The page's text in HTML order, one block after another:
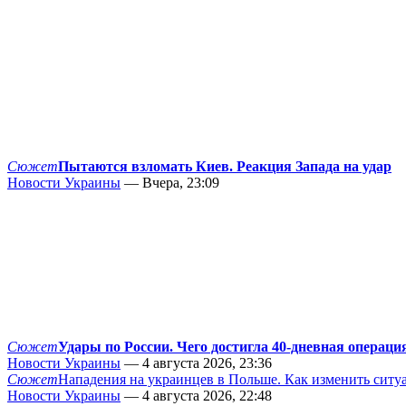
СюжетПытаются взломать Киев. Реакция Запада на удар
Новости Украины — Вчера, 23:09
СюжетУдары по России. Чего достигла 40-дневная
Новости Украины — 4 августа 2026, 23:36
СюжетНападения на украинцев в Польше. Как изменить
Новости Украины — 4 августа 2026, 22:48